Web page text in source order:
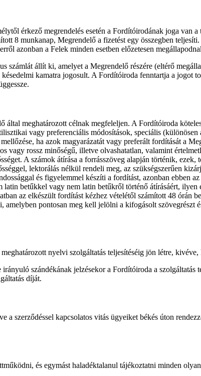
érkező megrendelés esetén a Fordítóirodának joga van
8 munkanap, Megrendelő a fizetést egy összegben
azonban a Felek minden esetben előzetesen
állít ki, amelyet a Megrendelő részére (eltérő
kamatra jogosult. A Fordítóiroda fenntartja a jogot
meghatározott célnak megfeleljen. A Fordítóiroda
vagy preferenciális módosítások, speciális
ha azok magyarázatát vagy preferált fordítását a
vagy rossz minőségű, illetve olvashatatlan, valamint
A számok átírása a forrásszöveg alapján történik, ezek,
lektorálás nélkül rendeli meg, az szükségszerűen
és figyelemmel készíti a fordítást, azonban ebben
betűkkel vagy nem latin betűkről történő átírásáért, ilyen
az elkészült fordítást kézhez vételétől számított 48 órán
pontosan meg kell jelölni a kifogásolt szövegrészt
nyelvi szolgáltatás teljesítéséig jön létre,
szándékának jelzésekor a Fordítóiroda a szolgáltatás
díját.
szerződéssel kapcsolatos vitás ügyeiket békés úton
és egymást haladéktalanul tájékoztatni minden